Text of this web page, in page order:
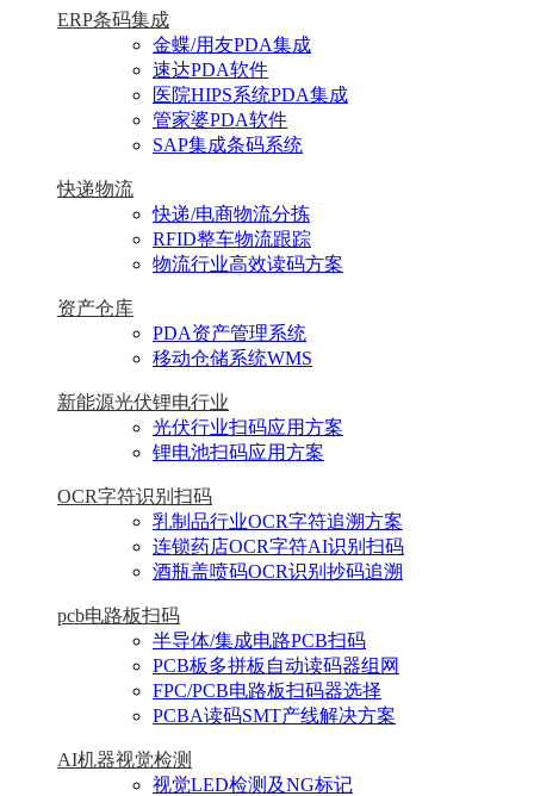
ERP条码集成
金蝶/用友PDA集成
速达PDA软件
医院HIPS系统PDA集成
管家婆PDA软件
SAP集成条码系统
快递物流
快递/电商物流分拣
RFID整车物流跟踪
物流行业高效读码方案
资产仓库
PDA资产管理系统
移动仓储系统WMS
新能源光伏锂电行业
光伏行业扫码应用方案
锂电池扫码应用方案
OCR字符识别扫码
乳制品行业OCR字符追溯方案
连锁药店OCR字符AI识别扫码
酒瓶盖喷码OCR识别抄码追溯
pcb电路板扫码
半导体/集成电路PCB扫码
PCB板多拼板自动读码器组网
FPC/PCB电路板扫码器选择
PCBA读码SMT产线解决方案
AI机器视觉检测
视觉LED检测及NG标记